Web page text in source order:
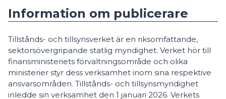
Information om publicerare
Tillstånds- och tillsynsverket är en riksomfattande,
sektorsövergripande statlig myndighet. Verket hör till
finansministeriets förvaltningsområde och olika
ministerier styr dess verksamhet inom sina respektive
ansvarsområden. Tillstånds- och tillsynsmyndighet
inledde sin verksamhet den 1 januari 2026. Verkets